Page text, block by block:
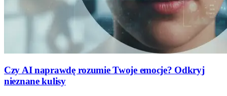
Czy AI naprawdę rozumie Twoje emocje? Odkryj
nieznane kulisy